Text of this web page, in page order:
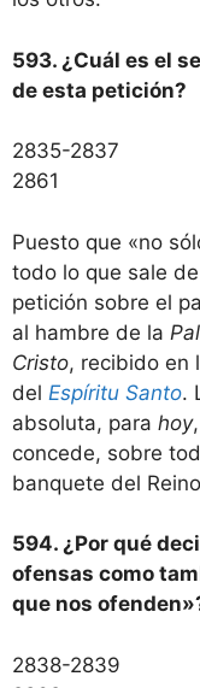
593. ¿Cuál es el
de esta petición?
2835-2837
2861
Puesto que «no
todo lo que sale
petición sobre el
al hambre de la
Cristo, recibido en
del Espíritu Santo.
absoluta, para hoy
concede, sobre
banquete del
594. ¿Por qué
ofensas como
que nos
2838-2839